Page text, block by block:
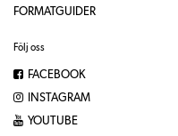
FORMATGUIDER
Följ oss
FACEBOOK
INSTAGRAM
YOUTUBE